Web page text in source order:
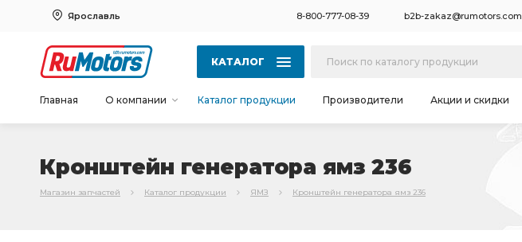
Ярославль 8-800-777-08-39 b2b-zakaz@rumotors.com
КАТАЛОГ
Главная О компании Каталог продукции Производители Акции и скидки
Кронштейн генератора ямз 236
Магазин запчастей Каталог продукции ЯМЗ Кронштейн генератора ямз 236